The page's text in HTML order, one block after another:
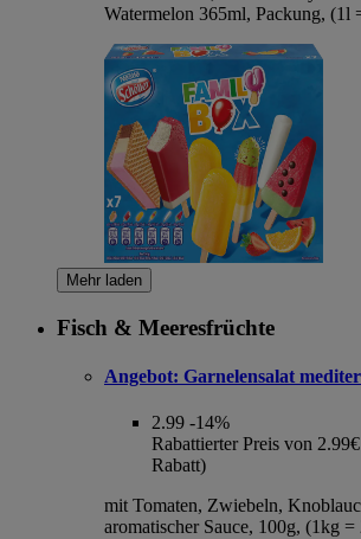
Watermelon 365ml, Packung, (1l
Mehr laden
Fisch & Meeresfrüchte
Angebot: Garnelensalat
2.99 -14%
Rabattierter Preis von
Rabatt)
mit Tomaten, Zwiebeln,
aromatischer Sauce, 100g, (1kg =